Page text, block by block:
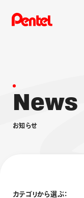
商品
News
お知 らせ
カテゴリから選ぶ：